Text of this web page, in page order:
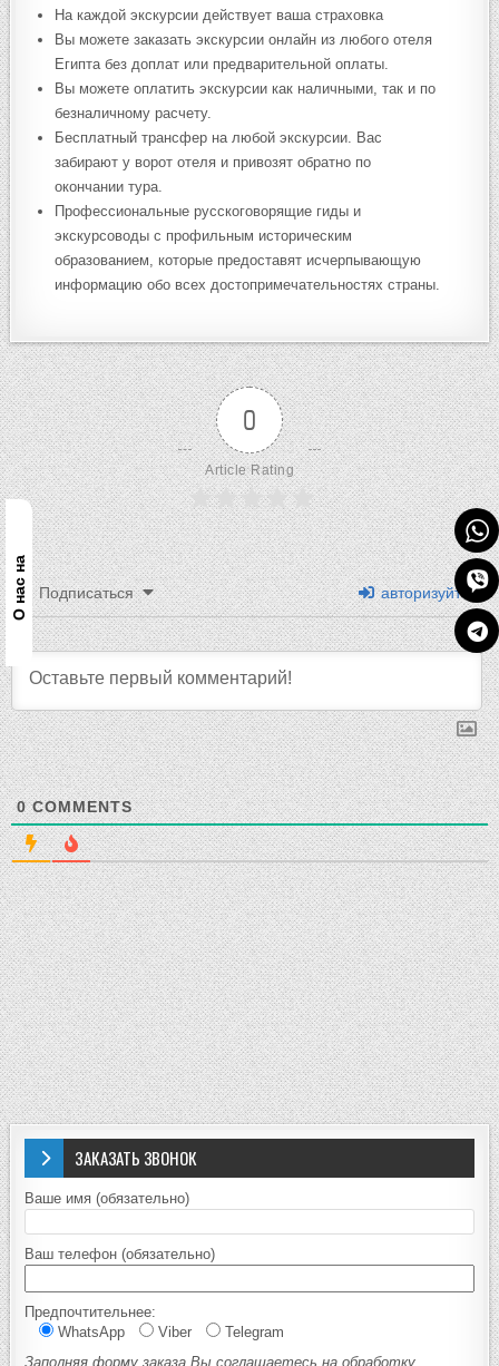
О нас на
На каждой экскурсии действует ваша страховка
Вы можете заказать экскурсии онлайн из любого отеля
Египта без доплат или предварительной оплаты.
Вы можете оплатить экскурсии как наличными, так и по
безналичному расчету.
Бесплатный трансфер на любой экскурсии. Вас
забирают у ворот отеля и привозят обратно по
окончании тура.
Профессиональные русскоговорящие гиды и
экскурсоводы с профильным историческим
образованием, которые предоставят исчерпывающую
информацию обо всех достопримечательностях страны.
0
Article Rating
Подписаться авторизуйтесь
0COMMENTS
ЗАКАЗАТЬ ЗВОНОК
Ваше имя (обязательно)
Ваш телефон (обязательно)
Предпочтительнее:
WhatsApp
Viber
Telegram
Заполняя форму заказа Вы соглашаетесь на обработку